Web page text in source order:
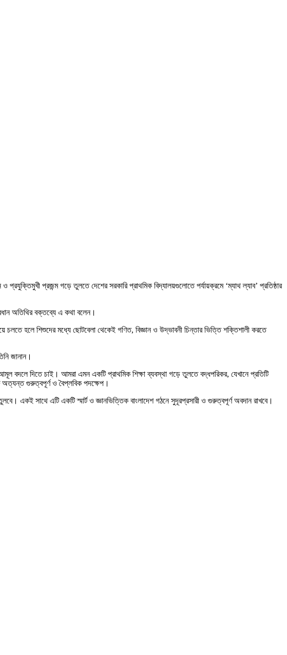
প্রযুক্তিমুখী প্রজন্ম গড়ে তুলতে দেশের সরকারি প্রাথমিক বিদ্যালয়গুলোতে পর্যায়ক্রমে ‘ম্যাথ ল্যাব’ প্রতিষ্ঠার
অতিথির বক্তব্যে এ কথা বলেন।
চলতে হলে শিশুদের মধ্যে ছোটবেলা থেকেই গণিত, বিজ্ঞান ও উদ্ভাবনী চিন্তার ভিত্তি শক্তিশালী করতে
জানান।
আমূল বদলে দিতে চাই। আমরা এমন একটি প্রাথমিক শিক্ষা ব্যবস্থা গড়ে তুলতে বদ্ধপরিকর, যেখানে প্রতিটি
অত্যন্ত গুরুত্বপূর্ণ ও বৈপ্লবিক পদক্ষেপ।
একই সাথে এটি একটি স্মার্ট ও জ্ঞানভিত্তিক বাংলাদেশ গঠনে সুদূরপ্রসারী ও গুরুত্বপূর্ণ অবদান রাখবে।